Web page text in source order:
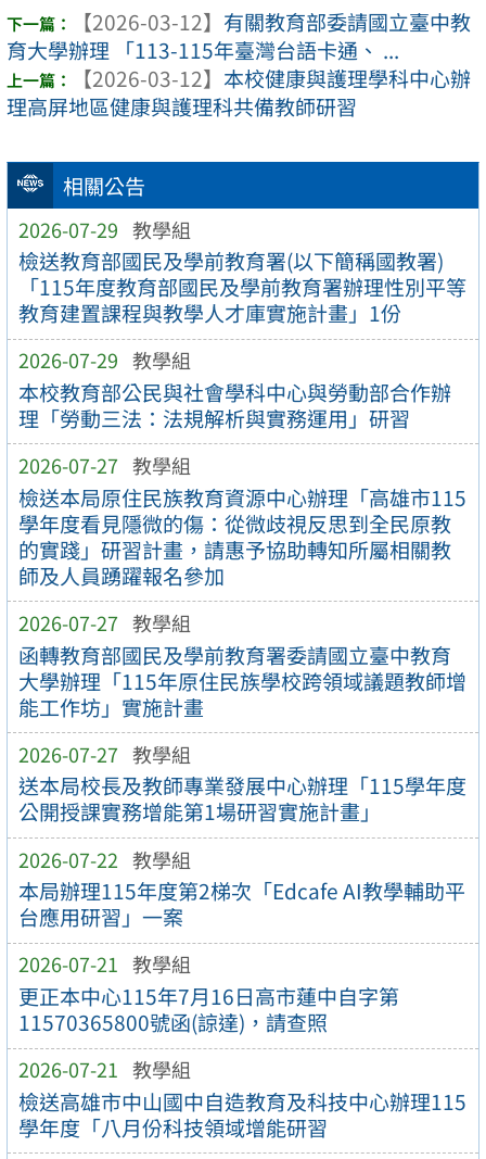
相關公告
2026-07-29 教學組
檢送教育部國民及學前教育署(以下簡稱國教署)
「115年度教育部國民及學前教育署辦理性別平等
教育建置課程與教學人才庫實施計畫」1份
2026-07-29 教學組
本校教育部公民與社會學科中心與勞動部合作辦
理「勞動三法：法規解析與實務運用」研習
2026-07-27 教學組
檢送本局原住民族教育資源中心辦理「高雄市115
學年度看見隱微的傷：從微歧視反思到全民原教
的實踐」研習計畫，請惠予協助轉知所屬相關教
師及人員踴躍報名參加
2026-07-27 教學組
函轉教育部國民及學前教育署委請國立臺中教育
大學辦理「115年原住民族學校跨領域議題教師增
能工作坊」實施計畫
2026-07-27 教學組
送本局校長及教師專業發展中心辦理「115學年度
公開授課實務增能第1場研習實施計畫」
2026-07-22 教學組
本局辦理115年度第2梯次「Edcafe AI教學輔助平
台應用研習」一案
2026-07-21 教學組
更正本中心115年7月16日高市蓮中自字第
11570365800號函(諒達)，請查照
2026-07-21 教學組
檢送高雄市中山國中自造教育及科技中心辦理115
學年度「八月份科技領域增能研習
【2026-03-12】 有關教育部委請國立臺中教
育大學辦理 「113-115年臺灣台語卡通、 ...
【2026-03-12】 本校健康與護理學科中心辦
理高屏地區健康與護理科共備教師研習